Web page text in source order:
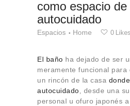
Espacios
Materiales
Tecnologia
Colaboraciones
Sobre Connections
by Finsa
como espacio de
autocuidado
Espacios Home 0 Likes
El baño ha dejado de ser
meramente funcional para
un rincón de la casa
autocuidado , desde una
personal u ofuro japonés